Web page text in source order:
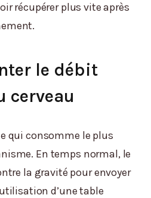
récupérer plus vite après
le débit
cerveau
qui consomme le plus
En temps normal, le
la gravité pour envoyer
d’une table